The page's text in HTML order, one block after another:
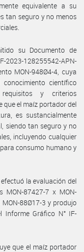
equivalente a su
tan seguro y no menos
su Documento de
2023-128255542-APN-
MON-948Ø4-4, cuya
científico
y criterios
que el maíz portador del
es sustancialmente
siendo tan seguro y no
incluyendo cualquier
consumo humano y
la evaluación del
87427-7 x MON-
88Ø17-3 y produjo
Informe Gráfico N° IF-
que el maíz portador